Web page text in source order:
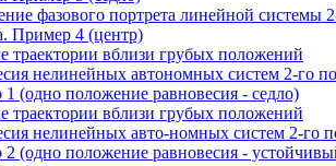
фазового портрета линейной системы
Пример 4 (центр)
траектории вблизи грубых положений
нелинейных автономных систем 2-го
(одно положение равновесия - седло)
траектории вблизи грубых положений
нелинейных авто-номных систем 2-го
(одно положение равновесия -